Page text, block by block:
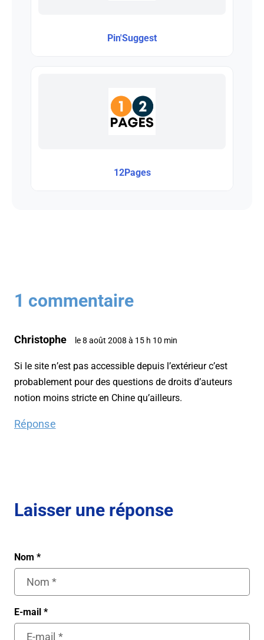
Pin'Suggest
12Pages
1 commentaire
Christophe le 8 août 2008 à 15 h 10 min
Si le site n’est pas accessible depuis l’extérieur c’est
probablement pour des questions de droits d’auteurs
notion moins stricte en Chine qu’ailleurs.
Réponse
Laisser une réponse
Nom *
E-mail *